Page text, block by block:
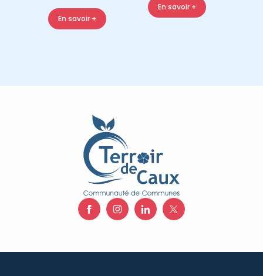
En savoir +
En savoir +